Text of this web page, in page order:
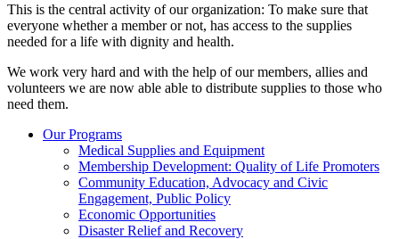
This is the central activity of our organization: To make sure that
everyone whether a member or not, has access to the supplies
needed for a life with dignity and health.
We work very hard and with the help of our members, allies and
volunteers we are now able able to distribute supplies to those who
need them.
Our Programs
Medical Supplies and Equipment
Membership Development: Quality of Life Promoters
Community Education, Advocacy and Civic
Engagement, Public Policy
Economic Opportunities
Disaster Relief and Recovery